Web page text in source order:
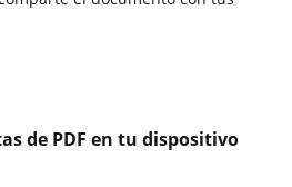
de PDF en tu dispositivo